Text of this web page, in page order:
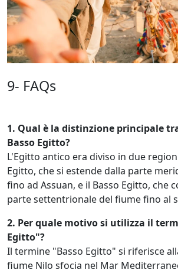
9- FAQs
1. Qual è la distinzione principale
Basso Egitto?
L'Egitto antico era diviso in due
Egitto, che si estende dalla parte
fino ad Assuan, e il Basso Egitto, che
parte settentrionale del fiume fino al
2. Per quale motivo si utilizza il
Egitto"?
Il termine "Basso Egitto" si riferisce
fiume Nilo sfocia nel Mar